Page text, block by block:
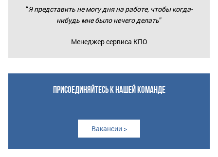
“Я представить не могу дня на работе, чтобы когда-
нибудь мне было нечего делать”
Менеджер сервиса КПО
ПРИСОЕДИНЯЙТЕСЬ К НАШЕЙ КОМАНДЕ
Вакансии >